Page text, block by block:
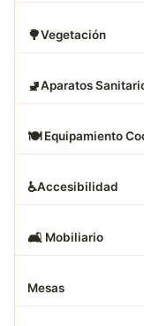
🌳Vegetación
🚽Aparatos
🍽 Equipamiento
♿Accesibilidad
🛋 ️ Mobiliario
Mesas